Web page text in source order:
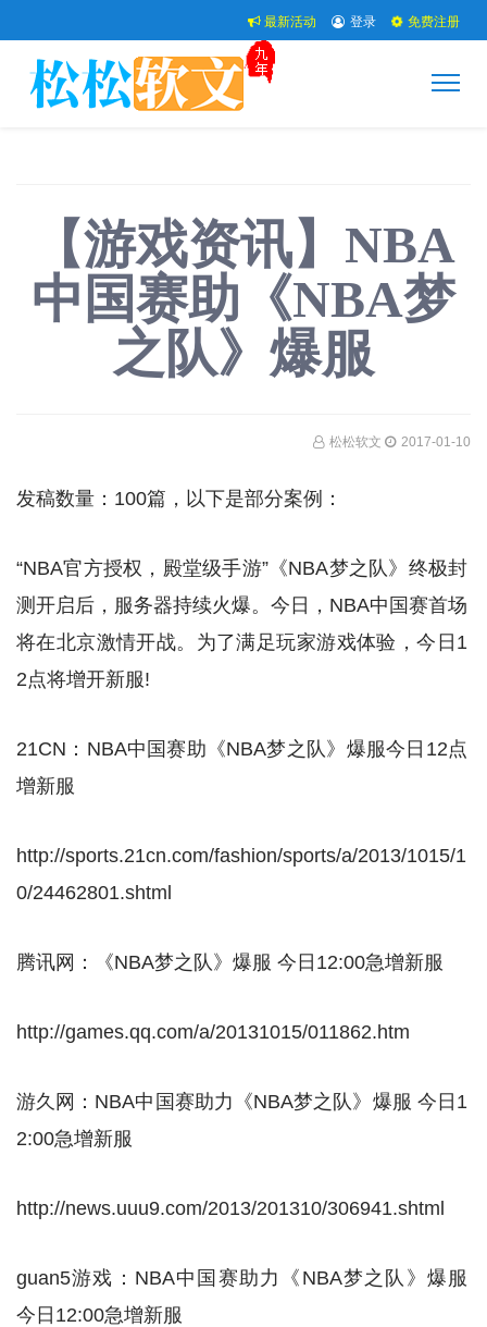
最新活动 登录 免费注册
【游戏资讯】NBA
中国赛助《NBA梦
之队》爆服
松松软文 2017-01-10
发稿数量：100篇，以下是部分案例：
“NBA官方授权，殿堂级手游”《NBA梦之队》终极封
测开启后，服务器持续火爆。今日，NBA中国赛首场
将在北京激情开战。为了满足玩家游戏体验，今日1
2点将增开新服!
21CN：NBA中国赛助《NBA梦之队》爆服今日12点
增新服
http://sports.21cn.com/fashion/sports/a/2013/1015/1
0/24462801.shtml
腾讯网：《NBA梦之队》爆服 今日12:00急增新服
http://games.qq.com/a/20131015/011862.htm
游久网：NBA中国赛助力《NBA梦之队》爆服 今日1
2:00急增新服
http://news.uuu9.com/2013/201310/306941.shtml
guan5游戏：NBA中国赛助力《NBA梦之队》爆服
今日12:00急增新服